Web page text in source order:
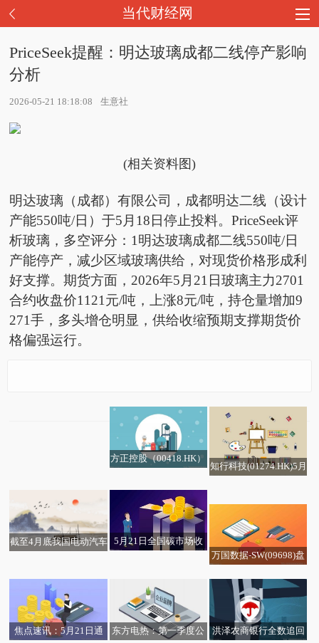
当代财经网
PriceSeek提醒：明达玻璃成都二线停产影响
分析
2026-05-21 18:18:08 生意社
(相关资料图)
明达玻璃（成都）有限公司，成都明达二线（设计
产能550吨/日）于5月18日停止投料。PriceSeek评
析玻璃，多空评分：1明达玻璃成都二线550吨/日
产能停产，减少区域玻璃供给，对现货价格形成利
好支撑。期货方面，2026年5月21日玻璃主力2701
合约收盘价1121元/吨，上涨8元/吨，持仓量增加9
271手，多头增仓明显，供给收缩预期支撑期货价
格偏强运行。
方正控股（00418.HK）
知行科技(01274.HK)5月
购5.91万股
截至4月底我国电动汽车
数达2195.5万个
5月21日全国碳市场收
100万人民币
万国数据-SW(09698)盘
季实际搬入面积较少、
交付量逊预期
焦点速讯：5月21日通
东方电热：第一季度公
洪泽农商银行全数追回